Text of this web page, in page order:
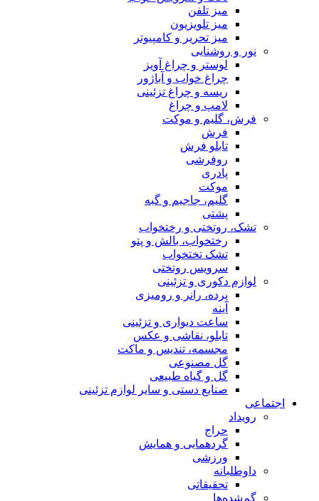
میز تلفن
میز تلویزیون
میز تحریر و کامپیوتر
نور و روشنایی
لوستر و چراغ آویز
چراغ خواب و آباژور
ریسه و چراغ تزئینی
لامپ و چراغ
فرش، گلیم و موکت
فرش
تابلو فرش
روفرشی
پادری
موکت
گلیم، جاجیم و گبه
پشتی
تشک، روتختی و رختخواب
رختخواب، بالش و پتو
تشک تختخواب
سرویس روتختی
لوازم دکوری و تزئینی
پرده، رانر و رومیزی
آینه
ساعت دیواری و تزئینی
تابلو، نقاشی و عکس
مجسمه، تندیس و ماکت
گل مصنوعی
گل و گیاه طبیعی
صنایع دستی و سایر لوازم تزئینی
اجتماعی
رویداد
حراج
گردهمایی و همایش
ورزشی
داوطلبانه
تحقیقاتی
گم‌شده‌ها